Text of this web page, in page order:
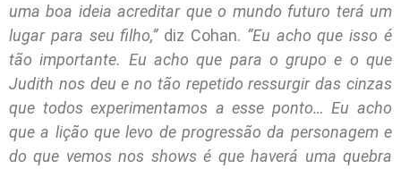
uma boa ideia acreditar que o mundo futuro terá um
lugar para seu filho,”diz Cohan. “Eu acho que isso é
tão importante. Eu acho que para o grupo e o que
Judith nos deu e no tão repetido ressurgir das cinzas
que todos experimentamos a esse ponto… Eu acho
que a lição que levo de progressão da personagem e
do que vemos nos shows é que haverá uma quebra